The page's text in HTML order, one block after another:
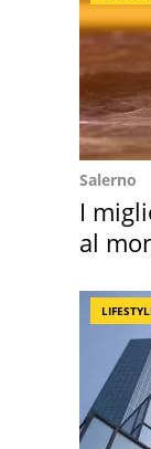
Salerno
I
al